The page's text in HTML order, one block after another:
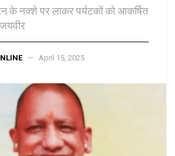
के नक्शे पर लाकर पर्यटकों को आकर्षित
April 15, 2025